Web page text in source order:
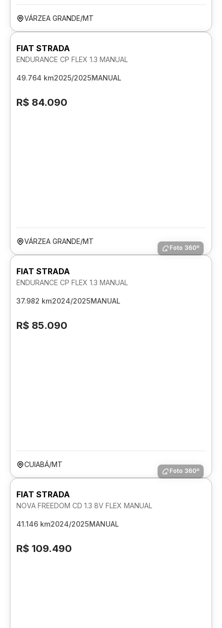
VÁRZEA GRANDE/MT
FIAT STRADA
ENDURANCE CP FLEX 1.3 MANUAL
49.764 km2025/2025MANUAL
R$ 84.090
VÁRZEA GRANDE/MT
Foto 360º
FIAT STRADA
ENDURANCE CP FLEX 1.3 MANUAL
37.982 km2024/2025MANUAL
R$ 85.090
CUIABÁ/MT
Foto 360º
FIAT STRADA
NOVA FREEDOM CD 1.3 8V FLEX MANUAL
41.146 km2024/2025MANUAL
R$ 109.490